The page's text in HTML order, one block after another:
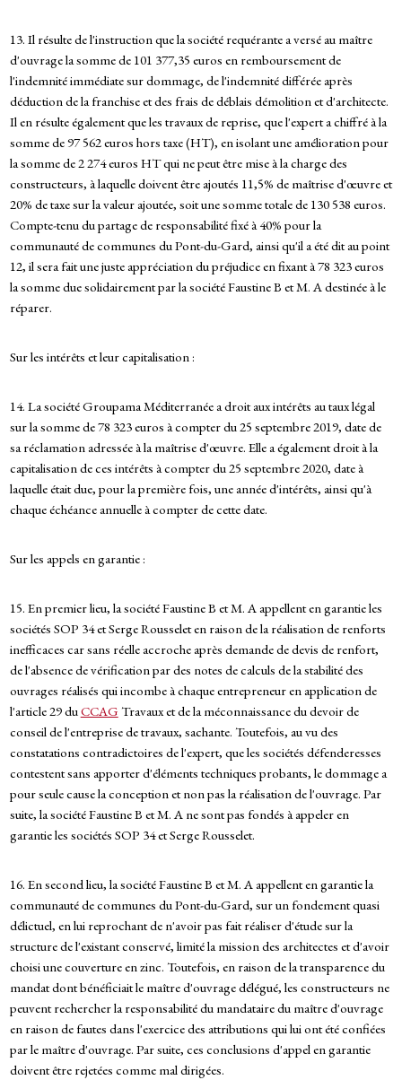
13. Il résulte de l'instruction que la société requérante a versé au maître
d'ouvrage la somme de 101 377,35 euros en remboursement de
l'indemnité immédiate sur dommage, de l'indemnité différée après
déduction de la franchise et des frais de déblais démolition et d'architecte.
Il en résulte également que les travaux de reprise, que l'expert a chiffré à la
somme de 97 562 euros hors taxe (HT), en isolant une amélioration pour
la somme de 2 274 euros HT qui ne peut être mise à la charge des
constructeurs, à laquelle doivent être ajoutés 11,5% de maîtrise d'œuvre et
20% de taxe sur la valeur ajoutée, soit une somme totale de 130 538 euros.
Compte-tenu du partage de responsabilité fixé à 40% pour la
communauté de communes du Pont-du-Gard, ainsi qu'il a été dit au point
12, il sera fait une juste appréciation du préjudice en fixant à 78 323 euros
la somme due solidairement par la société Faustine B et M. A destinée à le
réparer.
Sur les intérêts et leur capitalisation :
14. La société Groupama Méditerranée a droit aux intérêts au taux légal
sur la somme de 78 323 euros à compter du 25 septembre 2019, date de
sa réclamation adressée à la maîtrise d'œuvre. Elle a également droit à la
capitalisation de ces intérêts à compter du 25 septembre 2020, date à
laquelle était due, pour la première fois, une année d'intérêts, ainsi qu'à
chaque échéance annuelle à compter de cette date.
Sur les appels en garantie :
15. En premier lieu, la société Faustine B et M. A appellent en garantie les
sociétés SOP 34 et Serge Rousselet en raison de la réalisation de renforts
inefficaces car sans réelle accroche après demande de devis de renfort,
de l'absence de vérification par des notes de calculs de la stabilité des
ouvrages réalisés qui incombe à chaque entrepreneur en application de
l'article 29 duCCAG Travaux et de la méconnaissance du devoir de
conseil de l'entreprise de travaux, sachante. Toutefois, au vu des
constatations contradictoires de l'expert, que les sociétés défenderesses
contestent sans apporter d'éléments techniques probants, le dommage a
pour seule cause la conception et non pas la réalisation de l'ouvrage. Par
suite, la société Faustine B et M. A ne sont pas fondés à appeler en
garantie les sociétés SOP 34 et Serge Rousselet.
16. En second lieu, la société Faustine B et M. A appellent en garantie la
communauté de communes du Pont-du-Gard, sur un fondement quasi
délictuel, en lui reprochant de n'avoir pas fait réaliser d'étude sur la
structure de l'existant conservé, limité la mission des architectes et d'avoir
choisi une couverture en zinc. Toutefois, en raison de la transparence du
mandat dont bénéficiait le maître d'ouvrage délégué, les constructeurs ne
peuvent rechercher la responsabilité du mandataire du maître d'ouvrage
en raison de fautes dans l'exercice des attributions qui lui ont été confiées
par le maître d'ouvrage. Par suite, ces conclusions d'appel en garantie
doivent être rejetées comme mal dirigées.